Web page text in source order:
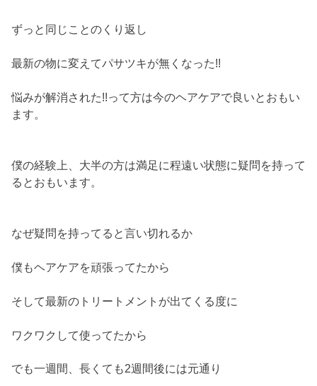
ずっと同じことのくり返し
最新の物に変えてパサツキが無くなった!!
悩みが解消された!!って方は今のヘアケアで良いとおもい
ます。
僕の経験上、大半の方は満足に程遠い状態に疑問を持って
るとおもいます。
なぜ疑問を持ってると言い切れるか
僕もヘアケアを頑張ってたから
そして最新のトリートメントが出てくる度に
ワクワクして使ってたから
でも一週間、長くても2週間後には元通り